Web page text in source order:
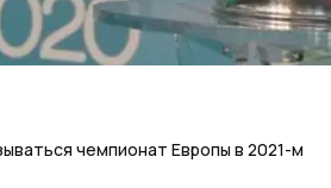
чемпионат Европы в 2021-м